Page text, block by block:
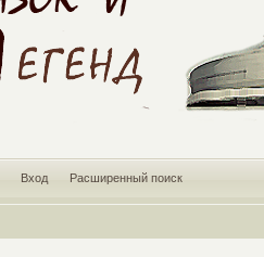
Вход Расширенный поиск